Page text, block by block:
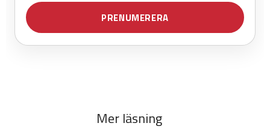
Mer läsning